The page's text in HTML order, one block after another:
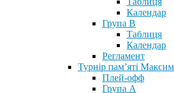
Календар
Група В
Таблиця
Календар
Регламент
Турнір пам’яті
Плей-офф
Група А